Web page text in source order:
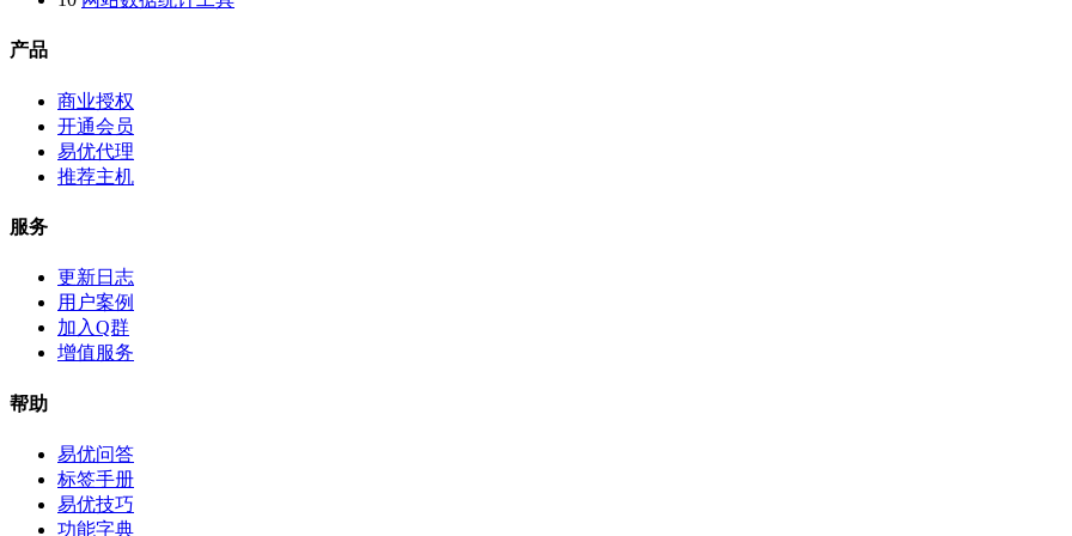
产品
商业授权
开通会员
易优代理
推荐主机
服务
更新日志
用户案例
加入Q群
增值服务
帮助
易优问答
标签手册
易优技巧
功能字典